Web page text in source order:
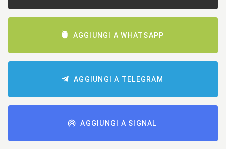
AGGIUNGI A WHATSAPP
AGGIUNGI A TELEGRAM
AGGIUNGI A SIGNAL